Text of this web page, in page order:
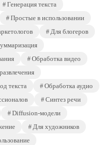
Генерация текста
Простые в использовании
Для блогеров
Обработка видео
текста
Обработка аудио
Синтез речи
Diffusion-модели
Для художников